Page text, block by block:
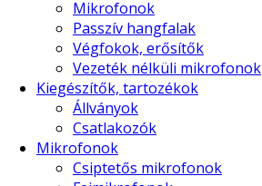
Mikrofonok
Passzív hangfalak
Végfokok, erősítők
Vezeték nélküli mikrofonok
Kiegészítők, tartozékok
Állványok
Csatlakozók
Mikrofonok
Csiptetős mikrofonok